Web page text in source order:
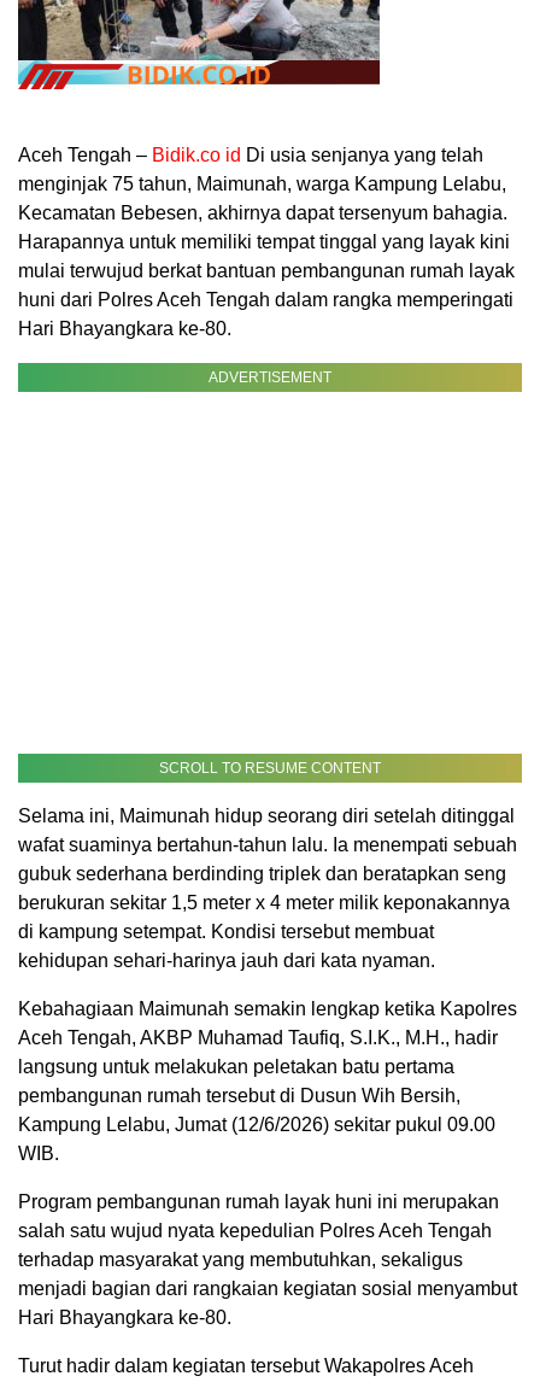
Aceh Tengah – Bidik.co id Di usia senjanya yang telah
menginjak 75 tahun, Maimunah, warga Kampung Lelabu,
Kecamatan Bebesen, akhirnya dapat tersenyum bahagia.
Harapannya untuk memiliki tempat tinggal yang layak kini
mulai terwujud berkat bantuan pembangunan rumah layak
huni dari Polres Aceh Tengah dalam rangka memperingati
Hari Bhayangkara ke-80.
ADVERTISEMENT
SCROLL TO RESUME CONTENT
Selama ini, Maimunah hidup seorang diri setelah ditinggal
wafat suaminya bertahun-tahun lalu. Ia menempati sebuah
gubuk sederhana berdinding triplek dan beratapkan seng
berukuran sekitar 1,5 meter x 4 meter milik keponakannya
di kampung setempat. Kondisi tersebut membuat
kehidupan sehari-harinya jauh dari kata nyaman.
Kebahagiaan Maimunah semakin lengkap ketika Kapolres
Aceh Tengah, AKBP Muhamad Taufiq, S.I.K., M.H., hadir
langsung untuk melakukan peletakan batu pertama
pembangunan rumah tersebut di Dusun Wih Bersih,
Kampung Lelabu, Jumat (12/6/2026) sekitar pukul 09.00
WIB.
Program pembangunan rumah layak huni ini merupakan
salah satu wujud nyata kepedulian Polres Aceh Tengah
terhadap masyarakat yang membutuhkan, sekaligus
menjadi bagian dari rangkaian kegiatan sosial menyambut
Hari Bhayangkara ke-80.
Turut hadir dalam kegiatan tersebut Wakapolres Aceh